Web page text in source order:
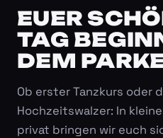
EUER
TAG
DEM
Ob erster Tanzkurs oder
Hochzeitswalzer: In
privat bringen wir euch